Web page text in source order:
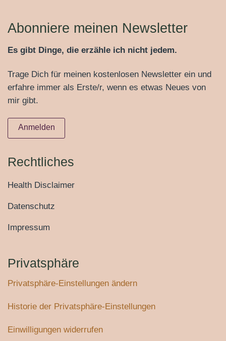
Abonniere meinen Newsletter
Es gibt Dinge, die erzähle ich nicht jedem.
Trage Dich für meinen kostenlosen Newsletter ein und
erfahre immer als Erste/r, wenn es etwas Neues von
mir gibt.
Anmelden
Rechtliches
Health Disclaimer
Datenschutz
Impressum
Privatsphäre
Privatsphäre-Einstellungen ändern
Historie der Privatsphäre-Einstellungen
Einwilligungen widerrufen